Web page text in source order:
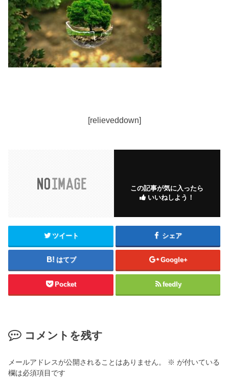
[relieveddown]
この記事が気に入ったら
いいねしよう！
ツイート シェア
はてブ Google+
Pocket feedly
コメントを残す
メールアドレスが公開されることはありません。 ※ が付いている
欄は必須項目です